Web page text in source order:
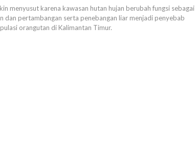
menyusut karena kawasan hutan hujan berubah fungsi sebagai
dan pertambangan serta penebangan liar menjadi penyebab
orangutan di Kalimantan Timur.